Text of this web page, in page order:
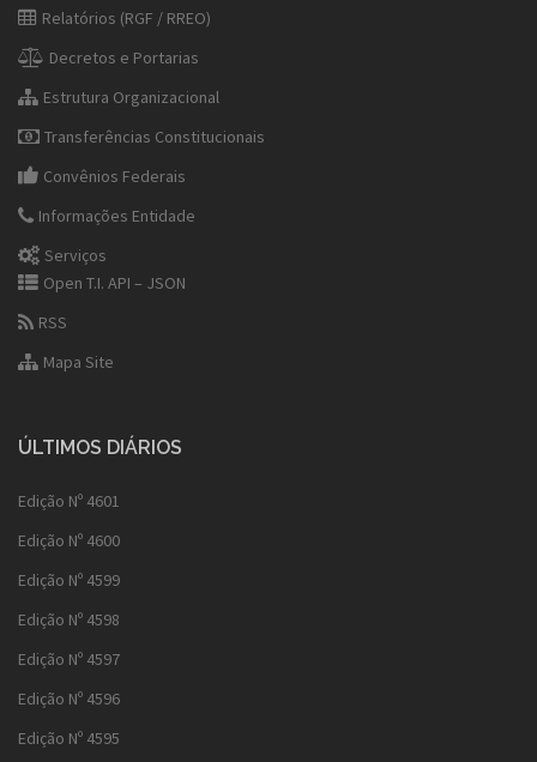
Relatórios (RGF / RREO)
Decretos e Portarias
Estrutura Organizacional
Transferências Constitucionais
Convênios Federais
Informações Entidade
Serviços
Open T.I. API – JSON
RSS
Mapa Site
ÚLTIMOS DIÁRIOS
Edição Nº 4601
Edição Nº 4600
Edição Nº 4599
Edição Nº 4598
Edição Nº 4597
Edição Nº 4596
Edição Nº 4595